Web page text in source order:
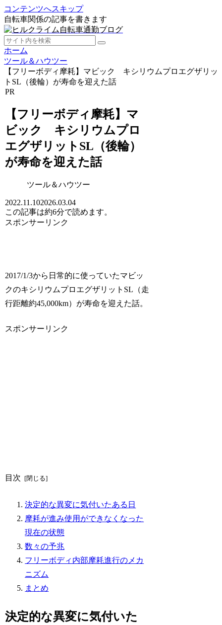
コンテンツへスキップ
自転車関係の記事を書きます
ホーム
ツール＆ハウツー
【フリーボディ摩耗】マビック キシリウムプロエグザリッ
トSL（後輪）が寿命を迎えた話
PR
【フリーボディ摩耗】マ
ビック キシリウムプロ
エグザリットSL（後輪）
が寿命を迎えた話
ツール＆ハウツー
2022.11.102026.03.04
この記事は約6分で読めます。
スポンサーリンク
2017/1/3から日常的に使っていたマビッ
クのキシリウムプロエグザリットSL（走
行距離約45,000km）が寿命を迎えた話。
スポンサーリンク
目次
決定的な異変に気付いたある日
摩耗が進み使用ができなくなった
現在の状態
数々の予兆
フリーボディ内部摩耗進行のメカ
ニズム
まとめ
決定的な異変に気付いた